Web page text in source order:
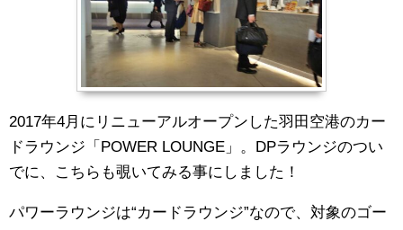
2017年4月にリニューアルオープンした羽田空港のカー
ドラウンジ「POWER LOUNGE」。DPラウンジのつい
でに、こちらも覗いてみる事にしました！
パワーラウンジは“カードラウンジ”なので、対象のゴー